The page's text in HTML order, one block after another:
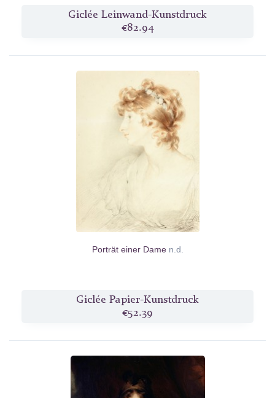
Giclée Leinwand-Kunstdruck
€82.94
Porträt einer Dame n.d.
Giclée Papier-Kunstdruck
€52.39